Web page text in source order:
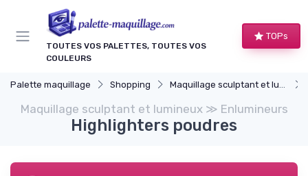
TOUTES VOS PALETTES, TOUTES VOS
COULEURS
TOPs
Palette maquillage Shopping Maquillage sculptant et lumineux
Maquillage sculptant et lumineux ≫ Enlumineurs
Highlighters poudres
Panneau de gestion des cookies